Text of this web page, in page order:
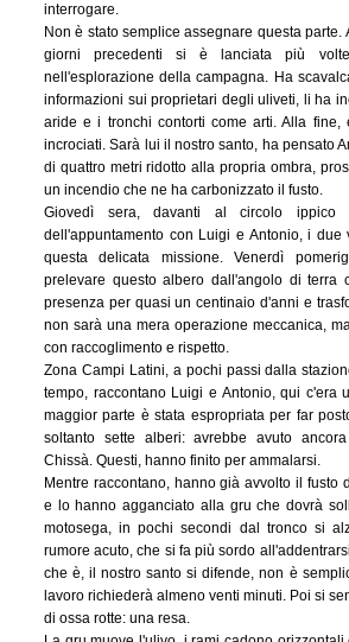
interrogare.
Non è stato semplice assegnare questa
giorni precedenti si è lanciata più
nell'esplorazione della campagna. Ha
informazioni sui proprietari degli uliveti, li ha
aride e i tronchi contorti come arti. Alla
incrociati. Sarà lui il nostro santo, ha pensato
di quattro metri ridotto alla propria ombra,
un incendio che ne ha carbonizzato il fusto.
Giovedì sera, davanti al circolo
dell'appuntamento con Luigi e Antonio, i
questa delicata missione. Venerdì
prelevare questo albero dall'angolo di terra
presenza per quasi un centinaio d'anni e
non sarà una mera operazione meccanica,
con raccoglimento e rispetto.
Zona Campi Latini, a pochi passi dalla
tempo, raccontano Luigi e Antonio, qui c'era
maggior parte è stata espropriata per far
soltanto sette alberi: avrebbe avuto
Chissà. Questi, hanno finito per ammalarsi.
Mentre raccontano, hanno già avvolto il fusto
e lo hanno agganciato alla gru che dovrà
motosega, in pochi secondi dal tronco si
rumore acuto, che si fa più sordo
che è, il nostro santo si difende, non è
lavoro richiederà almeno venti minuti. Poi si
di ossa rotte: una resa.